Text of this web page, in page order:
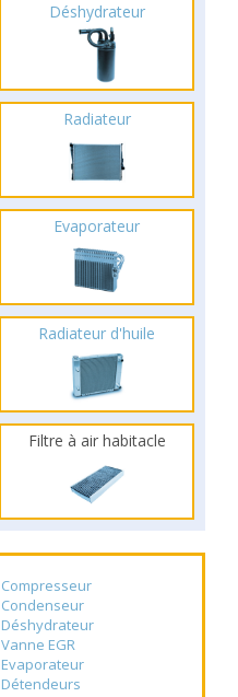
Déshydrateur
Radiateur
Evaporateur
Radiateur d'huile
Filtre à air habitacle
Compresseur
Condenseur
Déshydrateur
Vanne EGR
Evaporateur
Détendeurs